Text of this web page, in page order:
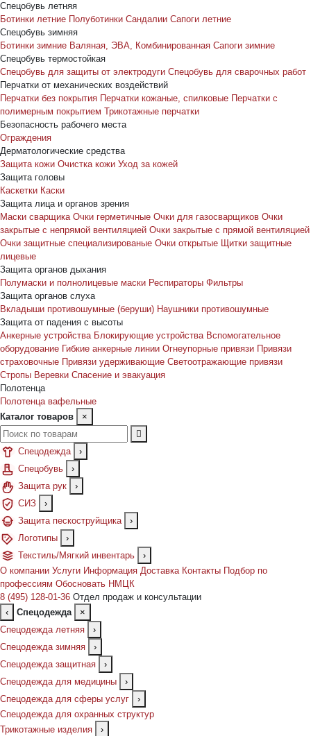
Спецобувь летняя
Ботинки летние Полуботинки Сандалии Сапоги летние
Спецобувь зимняя
Ботинки зимние Валяная, ЭВА, Комбинированная Сапоги зимние
Спецобувь термостойкая
Спецобувь для защиты от электродуги Спецобувь для сварочных работ
Перчатки от механических воздействий
Перчатки без покрытия Перчатки кожаные, спилковые Перчатки с
полимерным покрытием Трикотажные перчатки
Безопасность рабочего места
Ограждения
Дерматологические средства
Защита кожи Очистка кожи Уход за кожей
Защита головы
Каскетки Каски
Защита лица и органов зрения
Маски сварщика Очки герметичные Очки для газосварщиков Очки
закрытые с непрямой вентиляцией Очки закрытые с прямой вентиляцией
Очки защитные специализированые Очки открытые Щитки защитные
лицевые
Защита органов дыхания
Полумаски и полнолицевые маски Респираторы Фильтры
Защита органов слуха
Вкладыши противошумные (беруши) Наушники противошумные
Защита от падения с высоты
Анкерные устройства Блокирующие устройства Вспомогательное
оборудование Гибкие анкерные линии Огнеупорные привязи Привязи
страховочные Привязи удерживающие Светоотражающие привязи
Стропы Веревки Спасение и эвакуация
Полотенца
Полотенца вафельные
Каталог товаров
×
Спецодежда
›
Спецобувь
›
Защита рук
›
СИЗ
›
Защита пескоструйщика
›
Логотипы
›
Текстиль/Мягкий инвентарь
›
О компании Услуги Информация Доставка Контакты Подбор по
профессиям Обосновать НМЦК
8 (495) 128-01-36 Отдел продаж и консультации
‹
Спецодежда
×
Спецодежда летняя
›
Спецодежда зимняя
›
Спецодежда защитная
›
Спецодежда для медицины
›
Спецодежда для сферы услуг
›
Спецодежда для охранных структур
Трикотажные изделия
›